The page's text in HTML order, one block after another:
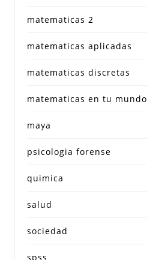
matematicas 2
matematicas aplicadas
matematicas discretas
matematicas en tu mundo
maya
psicologia forense
quimica
salud
sociedad
spss